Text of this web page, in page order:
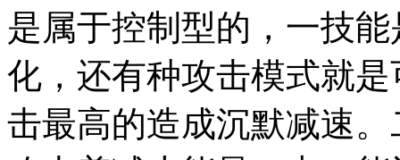
是属于控制型的，一技
化，还有种攻击模式就
击最高的造成沉默减速